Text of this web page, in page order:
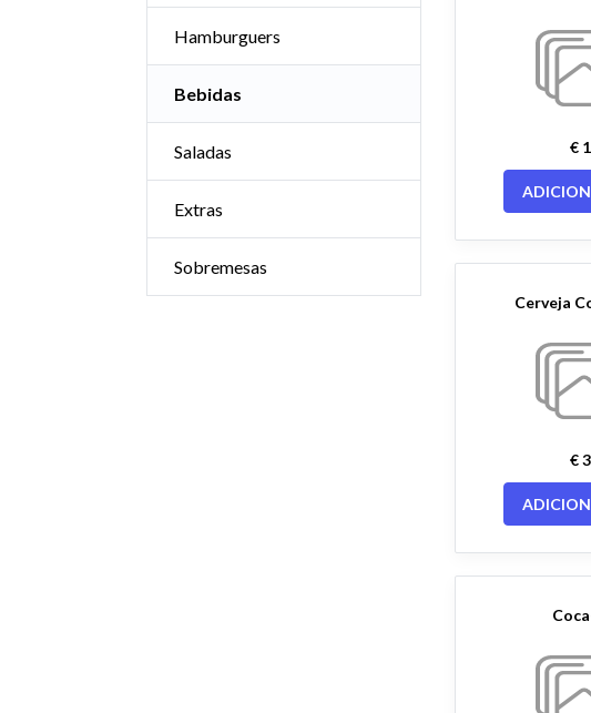
Hamburguers
Bebidas
Saladas
Extras
Sobremesas
€
Cerveja
€